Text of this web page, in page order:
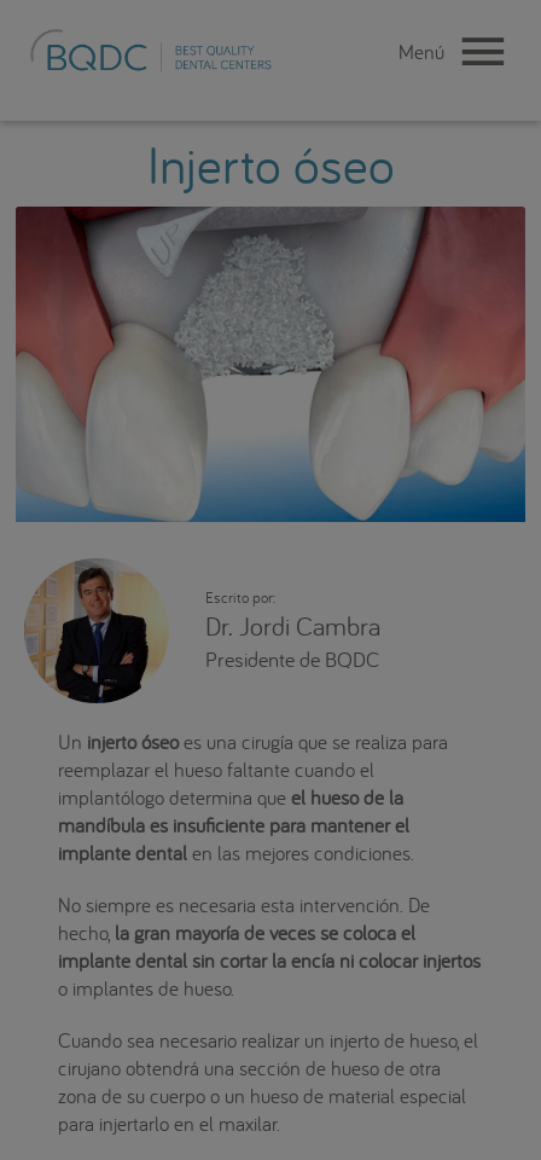
Injerto óseo
Escrito por:
Dr. Jordi Cambra
Presidente de BQDC
Un injerto óseoes una cirugía que se realiza para
reemplazar el hueso faltante cuando el
implantólogo determina que el hueso de la
mandíbula es insuficiente para mantener el
implante dentalen las mejores condiciones.
No siempre es necesaria esta intervención. De
hecho, la gran mayoría de veces se coloca el
implante dental sin cortar la encía ni colocar injertos
o implantes de hueso.
Cuando sea necesario realizar un injerto de hueso, el
cirujano obtendrá una sección de hueso de otra
zona de su cuerpo o un hueso de material especial
para injertarlo en el maxilar.